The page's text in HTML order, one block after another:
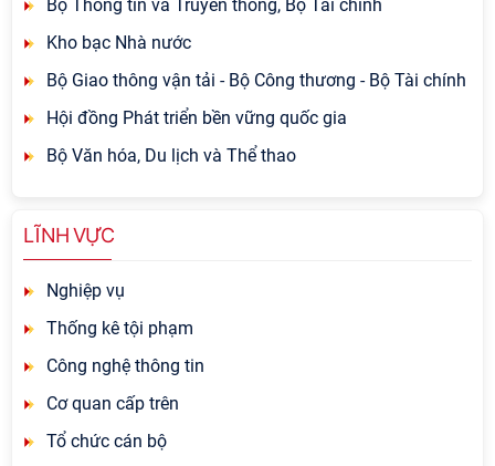
Bộ Thông tin và Truyền thông, Bộ Tài chính
Kho bạc Nhà nước
Bộ Giao thông vận tải - Bộ Công thương - Bộ Tài chính
Hội đồng Phát triển bền vững quốc gia
Bộ Văn hóa, Du lịch và Thể thao
LĨNH VỰC
Nghiệp vụ
Thống kê tội phạm
Công nghệ thông tin
Cơ quan cấp trên
Tổ chức cán bộ